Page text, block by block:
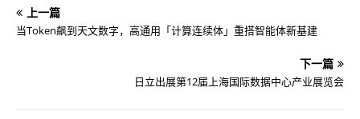
上一篇
当Token飙到天文数字，高通用「计算连续体」重搭智能体新基建
下一篇
日立出展第12届上海国际数据中心产业展览会